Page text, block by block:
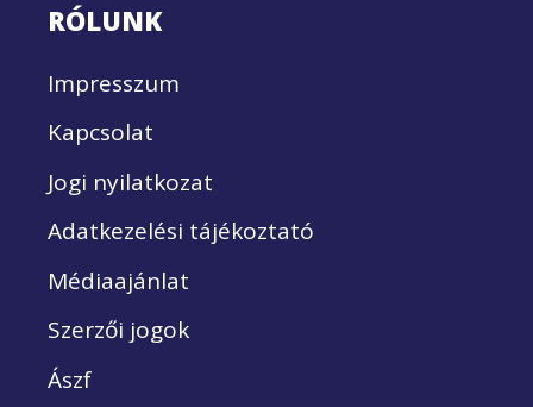
RÓLUNK
Impresszum
Kapcsolat
Jogi nyilatkozat
Adatkezelési tájékoztató
Médiaajánlat
Szerzői jogok
Ászf